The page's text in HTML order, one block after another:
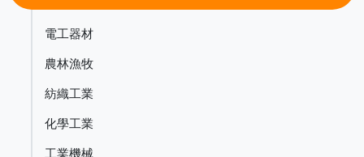
電工器材
農林漁牧
紡織工業
化學工業
工業機械